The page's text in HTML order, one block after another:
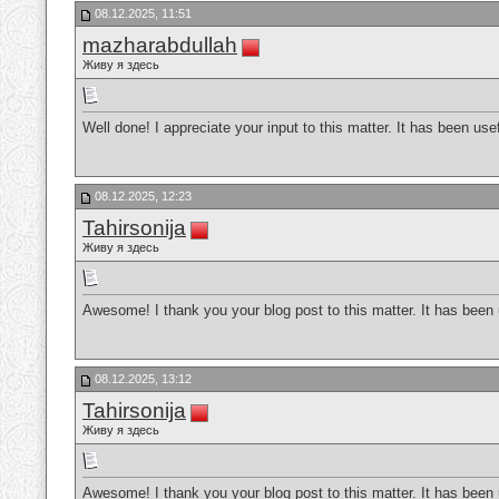
08.12.2025, 11:51
mazharabdullah
Живу я здесь
Well done! I appreciate your input to this matter. It has been
08.12.2025, 12:23
Tahirsonija
Живу я здесь
Awesome! I thank you your blog post to this matter. It has
08.12.2025, 13:12
Tahirsonija
Живу я здесь
Awesome! I thank you your blog post to this matter. It has